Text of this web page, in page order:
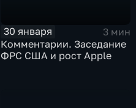
30 января
3 мин
Комментарии. Заседание
ФРС США и рост Apple